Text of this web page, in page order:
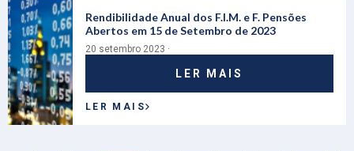
Rendibilidade Anual dos F.I.M. e F. Pensões
Abertos em 15 de Setembro de 2023
20 setembro 2023 ·
LER MAIS
LER MAIS